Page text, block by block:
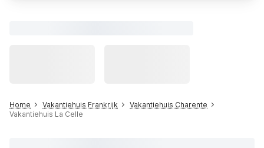
Home Vakantiehuis Frankrijk
Vakantiehuis Charente
Vakantiehuis La Celle